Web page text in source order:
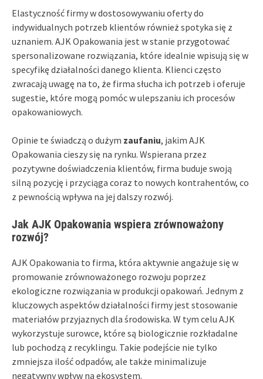
Elastyczność firmy w dostosowywaniu oferty do
indywidualnych potrzeb klientów również spotyka się z
uznaniem. AJK Opakowania jest w stanie przygotować
spersonalizowane rozwiązania, które idealnie wpisują się w
specyfikę działalności danego klienta. Klienci często
zwracają uwagę na to, że firma słucha ich potrzeb i oferuje
sugestie, które mogą pomóc w ulepszaniu ich procesów
opakowaniowych.
Opinie te świadczą o dużym zaufaniu, jakim AJK
Opakowania cieszy się na rynku. Wspierana przez
pozytywne doświadczenia klientów, firma buduje swoją
silną pozycję i przyciąga coraz to nowych kontrahentów, co
z pewnością wpływa na jej dalszy rozwój.
Jak AJK Opakowania wspiera zrównoważony
rozwój?
AJK Opakowania to firma, która aktywnie angażuje się w
promowanie zrównoważonego rozwoju poprzez
ekologiczne rozwiązania w produkcji opakowań. Jednym z
kluczowych aspektów działalności firmy jest stosowanie
materiałów przyjaznych dla środowiska. W tym celu AJK
wykorzystuje surowce, które są biologicznie rozkładalne
lub pochodzą z recyklingu. Takie podejście nie tylko
zmniejsza ilość odpadów, ale także minimalizuje
negatywny wpływ na ekosystem.